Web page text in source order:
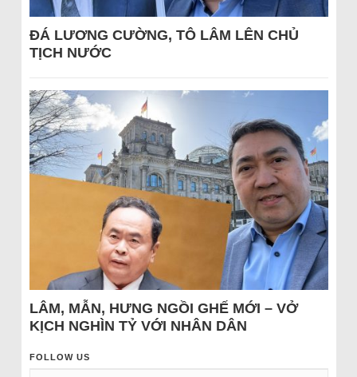
ĐÁ LƯƠNG CƯỜNG, TÔ LÂM LÊN CHỦ
TỊCH NƯỚC
LÂM, MẪN, HƯNG NGỒI GHẾ MỚI – VỞ
KỊCH NGHÌN TỶ VỚI NHÂN DÂN
FOLLOW US